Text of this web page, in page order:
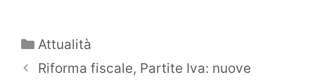
Categorie
Attualità
Riforma fiscale, Partite Iva: nuove